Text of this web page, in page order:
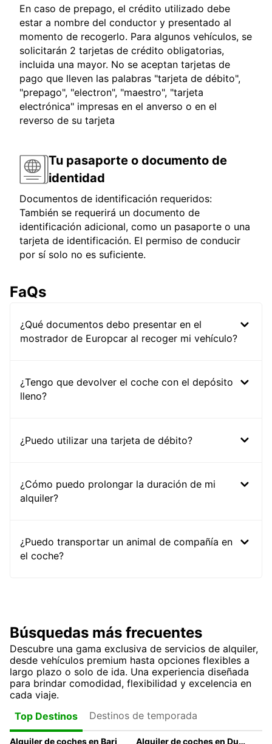
En caso de prepago, el crédito utilizado debe
estar a nombre del conductor y presentado al
momento de recogerlo. Para algunos vehículos, se
solicitarán 2 tarjetas de crédito obligatorias,
incluida una mayor. No se aceptan tarjetas de
pago que lleven las palabras "tarjeta de débito",
"prepago", "electron", "maestro", "tarjeta
electrónica" impresas en el anverso o en el
reverso de su tarjeta
Tu pasaporte o documento de
identidad
Documentos de identificación requeridos:
También se requerirá un documento de
identificación adicional, como un pasaporte o una
tarjeta de identificación. El permiso de conducir
por sí solo no es suficiente.
FaQs
¿Qué documentos debo presentar en el
mostrador de Europcar al recoger mi vehículo?
¿Tengo que devolver el coche con el depósito
lleno?
¿Puedo utilizar una tarjeta de débito?
¿Cómo puedo prolongar la duración de mi
alquiler?
¿Puedo transportar un animal de compañía en
el coche?
Búsquedas más frecuentes
Descubre una gama exclusiva de servicios de alquiler,
desde vehículos premium hasta opciones flexibles a
largo plazo o solo de ida. Una experiencia diseñada
para brindar comodidad, flexibilidad y excelencia en
cada viaje.
Top Destinos
Destinos de temporada
Alquiler de coches en Bari
Alquiler de coches en Dublín